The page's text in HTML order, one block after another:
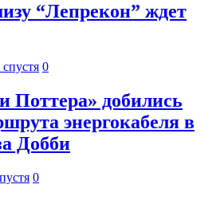
“Лепрекон” ждет
спустя 0
Поттера» добились
энергокабеля в
Добби
0